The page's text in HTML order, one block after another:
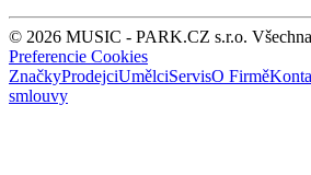
© 2026 MUSIC - PARK.CZ s.r.o.
Preferencie Cookies
ZnačkyProdejciUmělciServisO Firmě
smlouvy